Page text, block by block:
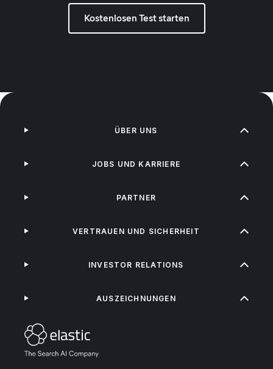
Kostenlosen Test starten
ÜBER UNS
JOBS UND KARRIERE
PARTNER
VERTRAUEN UND SICHERHEIT
INVESTOR RELATIONS
AUSZEICHNUNGEN